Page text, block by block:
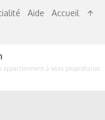
Aide Accueil
appartiennent à leurs propriétaires